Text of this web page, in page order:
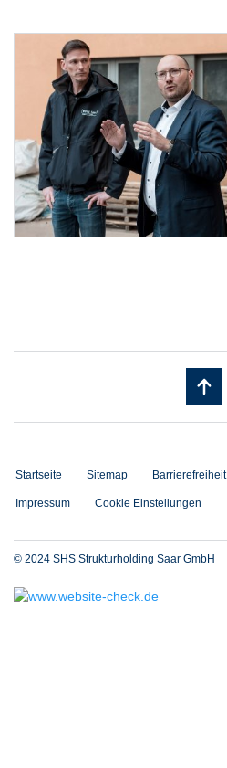
Startseite Sitemap Barrierefreiheit
Impressum Cookie Einstellungen
© 2024 SHS Strukturholding Saar GmbH